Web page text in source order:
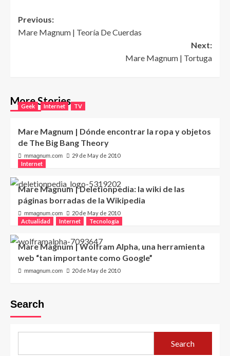
Post
navigation
Previous:
Mare Magnum | Teoría De Cuerdas
Next:
Mare Magnum | Tortuga
More Stories
Geek Internet TV
Mare Magnum | Dónde encontrar la ropa y objetos
de The Big Bang Theory
mmagnum.com
29 de May de 2010
Internet
Mare Magnum | Deletionpedia: la wiki de las
páginas borradas de la Wikipedia
mmagnum.com
20 de May de 2010
Actualidad
Internet Tecnología
Mare Magnum | Wolfram Alpha, una herramienta
web “tan importante como Google”
mmagnum.com 20 de May de 2010
Search
Search